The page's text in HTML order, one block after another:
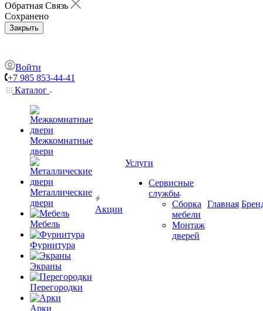
Обратная Связь
Сохранено
Закрыть
Войти
+7 985 853-44-41
Каталог
Межкомнатные
двери
Металлические
двери
Мебель
Фурнитура
Экраны
Перегородки
Арки
Акции
Услуги
Сервисные
службы
Сборка
мебели
Монтаж
дверей
Главная